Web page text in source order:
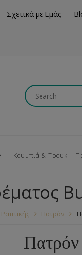
Σχετικά με Εμάς
Κρόσια
Κουμπιά & Τρουκ –
Ξύλινα
Πουκαμίσου
Ραπτικής Πατρόν